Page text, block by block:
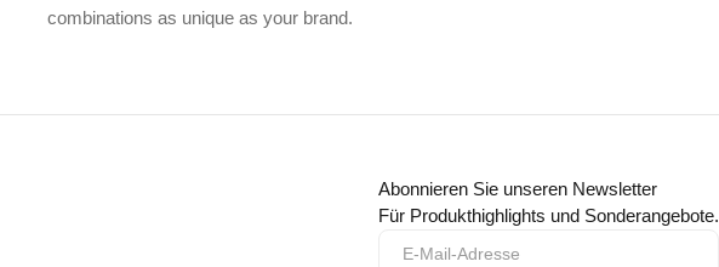
combinations as unique as your brand.
Abonnieren Sie unseren Newsletter
Für Produkthighlights und Sonderangebote.